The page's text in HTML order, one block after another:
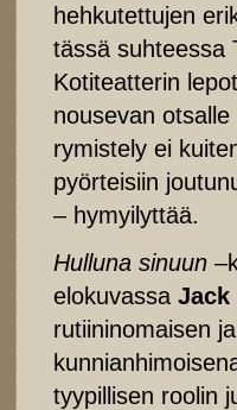
hehkutettujen
tässä suhteessa
Kotiteatterin
nousevan
rymistely ei
pyörteisiin
– hymyilyttää.
Hulluna sinuun
elokuvassa Jack
rutiininomaisen
tyypillisen roolin